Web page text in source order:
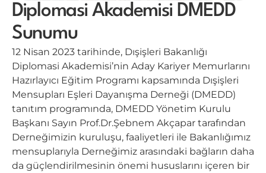
Diplomasi Akademisi DMEDD
Sunumu
12 Nisan 2023 tarihinde, Dışişleri Bakanlığı
Diplomasi Akademisi’nin Aday Kariyer Memurlarını
Hazırlayıcı Eğitim Programı kapsamında Dışişleri
Mensupları Eşleri Dayanışma Derneği (DMEDD)
tanıtım programında, DMEDD Yönetim Kurulu
Başkanı Sayın Prof.Dr.Şebnem Akçapar tarafından
Derneğimizin kuruluşu, faaliyetleri ile Bakanlığımız
mensuplarıyla Derneğimiz arasındaki bağların daha
da güçlendirilmesinin önemi hususlarını içeren bir